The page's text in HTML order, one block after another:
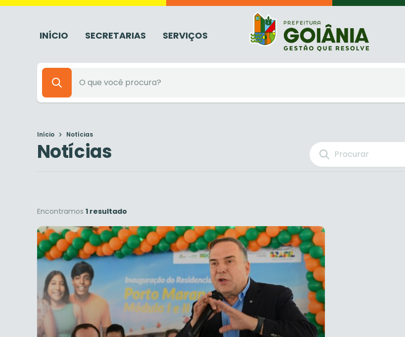
INÍCIO SECRETARIAS SERVIÇOS
Início Notícias
Notícias
Encontramos 1 resultado